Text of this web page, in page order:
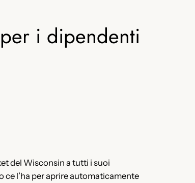
i dipendenti
del Wisconsin a tutti i suoi
l’ha per aprire automaticamente